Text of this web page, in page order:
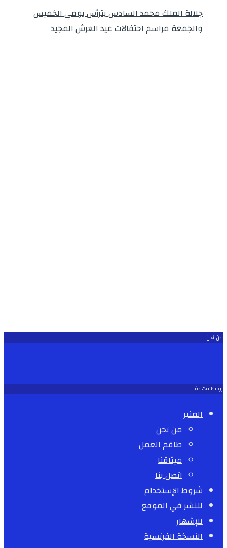
جلالة الملك محمد السادس يترأس يومي الخميس
والجمعة مراسم احتفالات عيد العرش المجيد
من نحن
روابط مهمة
المنبر
من نحن
طاقم العمل
ميثاقنا
اتصل بنا
شروط الإستخدام
للنشر في الموقع
للإشهار
النسخة الفرنسية